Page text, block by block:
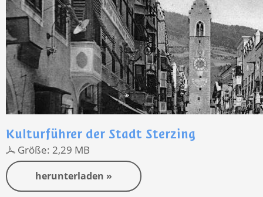
Kulturführer der Stadt Sterzing
Größe: 2,29 MB
herunterladen »